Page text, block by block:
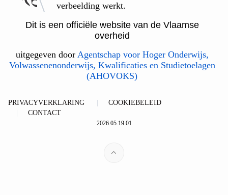
verbeelding werkt.
Dit is een officiële website van de Vlaamse
overheid
uitgegeven door Agentschap voor Hoger Onderwijs,
Volwassenenonderwijs, Kwalificaties en Studietoelagen
(AHOVOKS)
PRIVACYVERKLARING
COOKIEBELEID
CONTACT
2026.05.19.01